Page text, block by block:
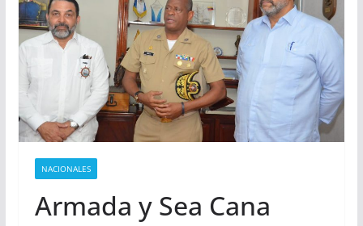
NACIONALES
Armada y Sea Cana